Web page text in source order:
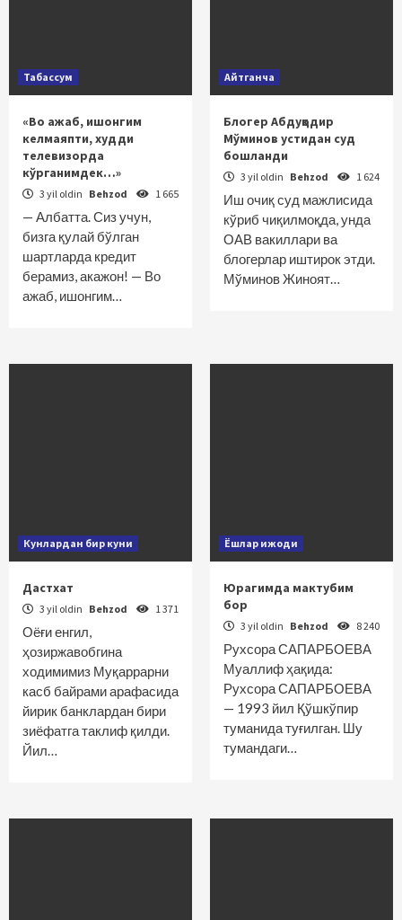
Табассум
«Во ажаб, ишонгим
келмаяпти, худди
телевизорда
кўрганимдек…»
3 yil oldin Behzod 1 665
— Албатта. Сиз учун,
бизга қулай бўлган
шартларда кредит
берамиз, акажон! — Во
ажаб, ишонгим…
Айтганча
Блогер Абдуқодир
Мўминов устидан суд
бошланди
3 yil oldin Behzod 1 624
Иш очиқ суд мажлисида
кўриб чиқилмоқда, унда
ОАВ вакиллари ва
блогерлар иштирок этди.
Мўминов Жиноят…
Кунлардан бир куни
Дастхат
3 yil oldin Behzod 1 371
Оёғи енгил,
ҳозиржавобгина
ходимимиз Муқаррарни
касб байрами арафасида
йирик банклардан бири
зиёфатга таклиф қилди.
Йил…
Ёшлар ижоди
Юрагимда мактубим
бор
3 yil oldin Behzod 8 240
Рухсора САПАРБОЕВА
Муаллиф ҳақида:
Рухсора САПАРБОЕВА
— 1993 йил Қўшкўпир
туманида туғилган. Шу
тумандаги…